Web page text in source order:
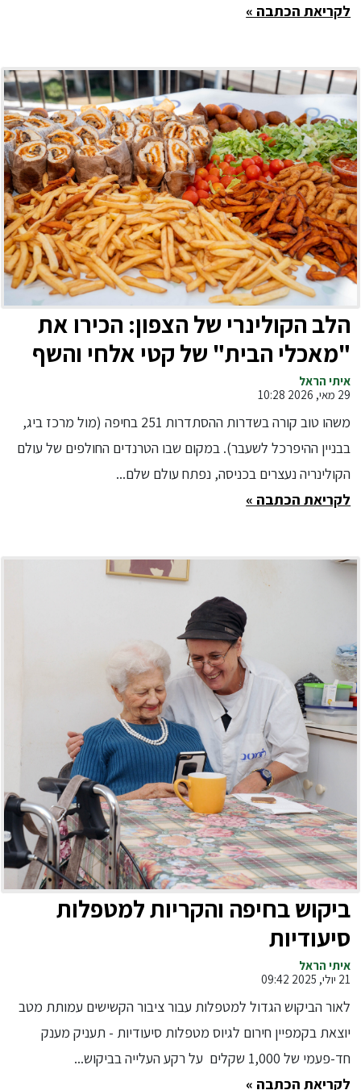
לקריאת הכתבה »
הלב הקולינרי של הצפון: הכירו את
"מאכלי הבית" של קטי אלחי והשף
אייל אלחי
איתי הראל
29 מאי, 2026 10:28
משהו טוב קורה בשדרות ההסתדרות 251 בחיפה (מול מרכז ביג,
בבניין ההיפרכל לשעבר). במקום שבו הטרנדים החולפים של עולם
הקולינריה נעצרים בכניסה, נפתח עולם שלם...
לקריאת הכתבה »
ביקוש בחיפה והקריות למטפלות
סיעודיות
איתי הראל
21 יולי, 2025 09:42
לאור הביקוש הגדול למטפלות עבור ציבור הקשישים עמותת מטב
יוצאת בקמפיין חירום לגיוס מטפלות סיעודיות - תעניק מענק
חד-פעמי של 1,000 שקלים על רקע העלייה בביקוש...
לקריאת הכתבה »